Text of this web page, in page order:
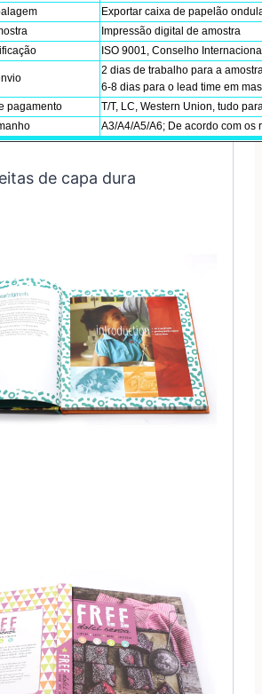
Exportar caixa de papelão
Impressão digital de amostra
ISO 9001, Conselho
2 dias de trabalho para a
6-8 dias para o lead time em
pagamento
T/T, LC, Western Union, tudo
A3/A4/A5/A6; De acordo com os
de capa dura